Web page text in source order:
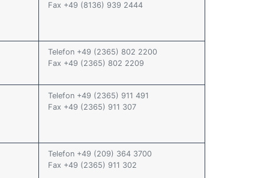
Fax +49 (8136) 939 2444
Telefon +49 (2365) 802 2200
Fax +49 (2365) 802 2209
Telefon +49 (2365) 911 491
Fax +49 (2365) 911 307
Telefon +49 (209) 364 3700
Fax +49 (2365) 911 302